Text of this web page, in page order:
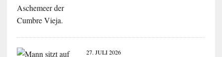
27. JULI 2026